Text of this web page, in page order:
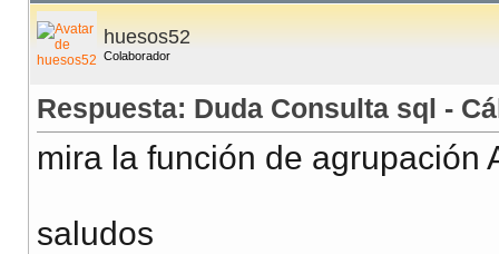
huesos52
Colaborador
Respuesta: Duda Consulta sql -
mira la función de agrupación
saludos